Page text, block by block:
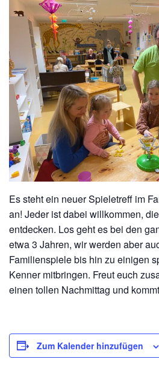
Es steht ein neuer Spieletreff im
an! Jeder ist dabei willkommen,
entdecken. Los geht es bei den
etwa 3 Jahren, wir werden aber
Familienspiele bis hin zu einigen
Kenner mitbringen. Freut euch
einen tollen Nachmittag und
Zum Kalender hinzufügen